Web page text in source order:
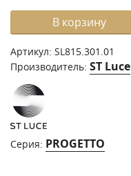
В корзину
Артикул: SL815.301.01
Производитель: ST Luce
Серия: PROGETTO